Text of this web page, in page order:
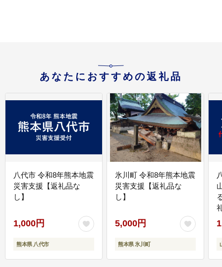
あなたにおすすめの返礼品
八代市 令和8年熊本地震
災害支援【返礼品な
し】
1,000円
熊本県 八代市
氷川町 令和8年熊本地震
災害支援【返礼品な
し】
5,000円
熊本県 氷川町